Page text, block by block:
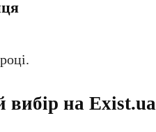
на Exist.ua